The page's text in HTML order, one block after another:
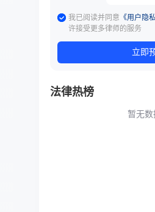
我已阅读并同意 《用户隐
许接受更多律师的服务
立即
法律热榜
暂无数